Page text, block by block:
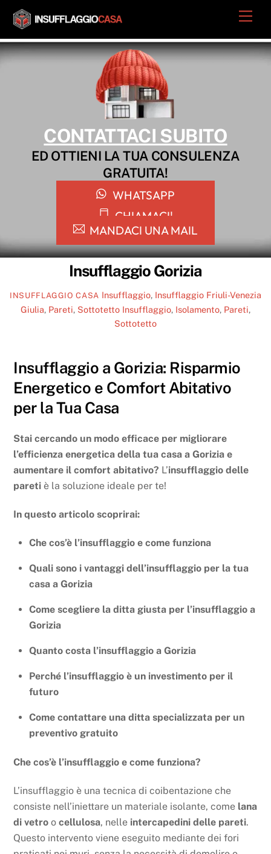
Skip
content
CONTATTACI SUBITO
ED OTTIENI LA TUA CONSULENZA
GRATUITA!
WHATSAPP
CHIAMACI!
MANDACI UNA MAIL
Insufflaggio Gorizia
INSUFFLAGGIO CASA Insufflaggio, Insufflaggio Friuli-Venezia
Giulia, Pareti, Sottotetto Insufflaggio, Isolamento, Pareti,
Sottotetto
Insufflaggio a Gorizia: Risparmio
Energetico e Comfort Abitativo
per la Tua Casa
Stai cercando un modo efficace per migliorare
l’efficienza energetica della tua casa a Gorizia e
aumentare il comfort abitativo? L’insufflaggio delle
pareti è la soluzione ideale per te!
In questo articolo scoprirai:
Che cos’è l’insufflaggio e come funziona
Quali sono i vantaggi dell’insufflaggio per la tua
casa a Gorizia
Come scegliere la ditta giusta per l’insufflaggio a
Gorizia
Quanto costa l’insufflaggio a Gorizia
Perché l’insufflaggio è un investimento per il
futuro
Come contattare una ditta specializzata per un
preventivo gratuito
Che cos’è l’insufflaggio e come funziona?
L’insufflaggio è una tecnica di coibentazione che
consiste nell’iniettare un materiale isolante, come lana
di vetro ocellulosa, nelle intercapedini delle pareti.
Questo intervento viene eseguito mediante dei fori